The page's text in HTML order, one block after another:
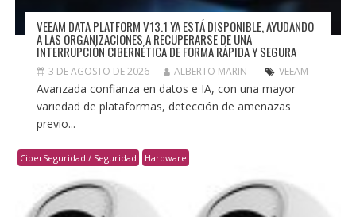
VEEAM DATA PLATFORM V13.1 YA ESTÁ DISPONIBLE, AYUDANDO
A LAS ORGANIZACIONES A RECUPERARSE DE UNA
INTERRUPCIÓN CIBERNÉTICA DE FORMA RÁPIDA Y SEGURA
3 DE AGOSTO DE 2026 ALBERTO MARIN VEEAM
Avanzada confianza en datos e IA, con una mayor
variedad de plataformas, detección de amenazas
previo...
CiberSeguridad / Seguridad Hardware